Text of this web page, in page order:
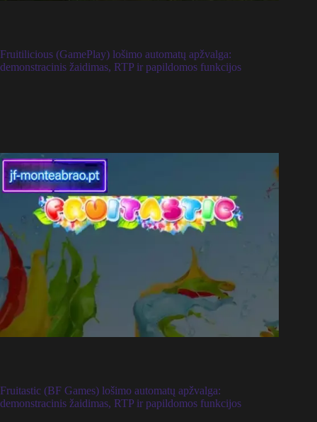
Fruitilicious (GamePlay) lošimo automatų apžvalga:
demonstracinis žaidimas, RTP ir papildomos funkcijos
Fruitastic (BF Games) lošimo automatų apžvalga:
demonstracinis žaidimas, RTP ir papildomos funkcijos